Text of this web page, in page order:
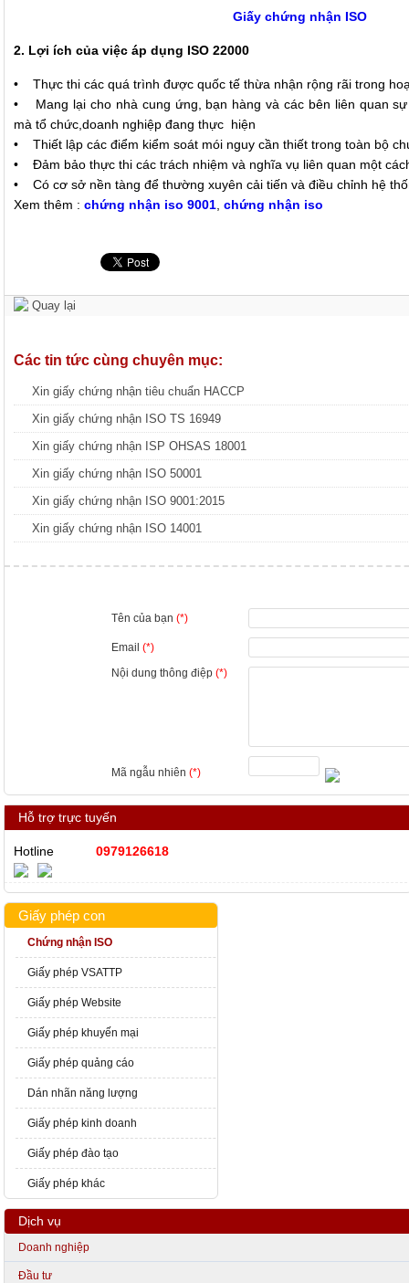
Giấy chứng nhận ISO
2. Lợi ích của việc áp dụng ISO 22000
• Thực thi các quá trình được quốc tế thừa nhận rộng rãi trong
• Mang lại cho nhà cung ứng, bạn hàng và các bên liên quan
mà tổ chức,doanh nghiệp đang thực hiện
• Thiết lập các điểm kiểm soát mói nguy cần thiết trong toàn bộ
• Đảm bảo thực thi các trách nhiệm và nghĩa vụ liên quan một
• Có cơ sở nền tàng để thường xuyên cải tiến và điều chỉnh hệ
Xem thêm : chứng nhận iso 9001 chứng nhận iso
Quay lại
Các tin tức cùng chuyên mục:
Xin giấy chứng nhận tiêu chuẩn HACCP
Xin giấy chứng nhận ISO TS 16949
Xin giấy chứng nhận ISP OHSAS 18001
Xin giấy chứng nhận ISO 50001
Xin giấy chứng nhận ISO 9001:2015
Xin giấy chứng nhận ISO 14001
Tên của bạn (*)
Email (*)
Nội dung thông điệp (*)
Mã ngẫu nhiên (*)
Hỗ trợ trực tuyến
Hotline 0979126618
Giấy phép con
Chứng nhận ISO
Giấy phép VSATTP
Giấy phép Website
Giấy phép khuyến mại
Giấy phép quảng cáo
Dán nhãn năng lượng
Giấy phép kinh doanh
Giấy phép đào tạo
Giấy phép khác
Dịch vụ
Doanh nghiệp
Đầu tư